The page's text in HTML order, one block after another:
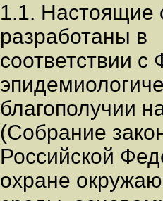
1.1. Настоящие
разработаны в
соответствии
благополучии
(Собрание
Российской
охране